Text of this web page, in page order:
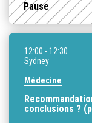
Pause
12:00 - 12:30
Sydney
Médecine
conclusions ?